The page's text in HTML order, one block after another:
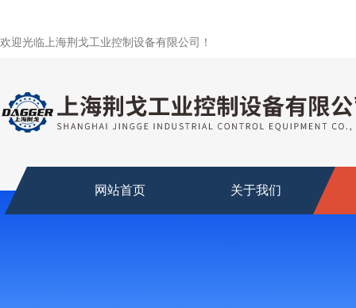
欢迎光临上海荆戈工业控制设备有限公司！
网站首页 关于我们